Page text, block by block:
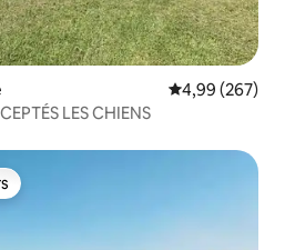
Évaluation
4,99 (267)
LES CHIENS